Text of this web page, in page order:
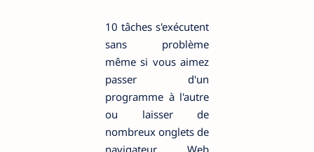
10 tâches s'exécutent
sans problème
même si vous aimez
passer d'un
programme à l'autre
ou laisser de
nombreux onglets de